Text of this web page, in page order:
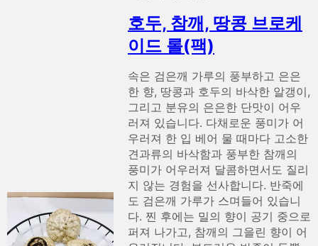
호두, 참깨, 땅콩 브로케
이드 롤(팩)
속은 검은깨 가루의 풍부하고 은은
한 향, 땅콩과 호두의 바삭한 알갱이,
그리고 분유의 은은한 단맛이 어우
러져 있습니다. 다채로운 풍미가 어
우러져 한 입 베어 물 때마다 고소한
견과류의 바삭함과 풍부한 참깨의
풍미가 어우러져 달콤하면서도 질리
지 않는 경험을 선사합니다. 반죽에
도 검은깨 가루가 스며들어 있습니
다. 찐 후에는 밀의 향이 공기 중으로
퍼져 나가고, 참깨의 그을린 향이 어